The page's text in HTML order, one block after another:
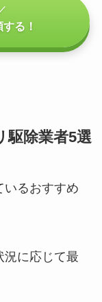
る！
駆除業者5選
いるおすすめ
況に応じて最